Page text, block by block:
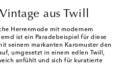
aus Twill
Herrenmode mit modernem
ist ein Paradebeispiel für diese
seinem markanten Karomuster den
umgesetzt in einem edlen Twill,
anfühlt und sich für kuratierte